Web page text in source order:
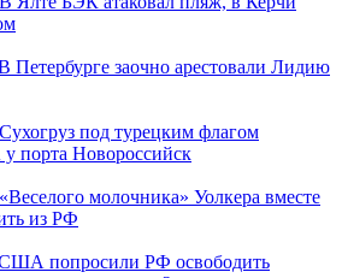
Петербурге заочно арестовали Лидию
Сухогруз под турецким флагом
порта Новороссийск
«Веселого молочника» Уолкера вместе
из РФ
попросили РФ освободить